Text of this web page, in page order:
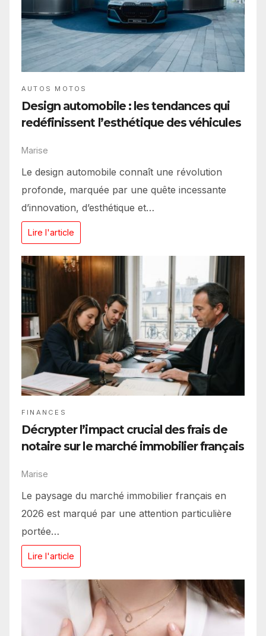
AUTOS MOTOS
Design automobile : les tendances qui
redéfinissent l’esthétique des véhicules
Marise
Le design automobile connaît une révolution
profonde, marquée par une quête incessante
d’innovation, d’esthétique et…
Lire l'article
FINANCES
Décrypter l’impact crucial des frais de
notaire sur le marché immobilier français
Marise
Le paysage du marché immobilier français en
2026 est marqué par une attention particulière
portée…
Lire l'article